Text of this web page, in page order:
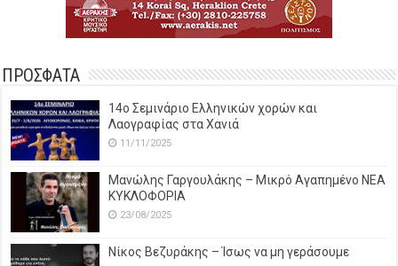
ΠΡΟΣΦΑΤΑ
14o Σεμινάριο Ελληνικών χορών και
Λαογραφίας στα Χανιά
11/11/2025
Μανώλης Γαργουλάκης – Μικρό Αγαπημένο NEΑ
ΚΥΚΛΟΦΟΡΙΑ
23/08/2025
Νίκος Βεζυράκης – Ίσως να μη γεράσουμε